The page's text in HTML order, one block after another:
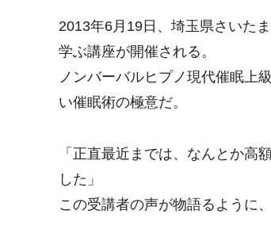
2013年6月19日、埼玉県さいた
学ぶ講座が開催される。
ノンバーバルヒプノ現代催眠上
い催眠術の極意だ。
「正直最近までは、なんとか高
した」
この受講者の声が物語るように